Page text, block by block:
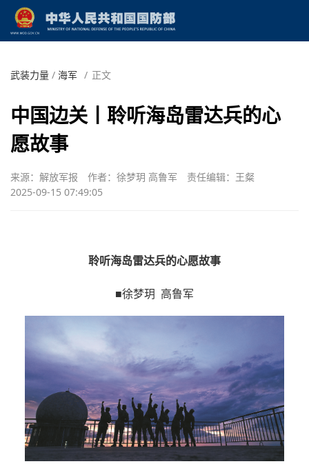
武装力量 / 海军 / 正文
中国边关丨聆听海岛雷达兵的心
愿故事
来源：解放军报 作者：徐梦玥 高鲁军
责任编辑：王粲
2025-09-15 07:49:05
聆听海岛雷达兵的心愿故事
■徐梦玥 高鲁军